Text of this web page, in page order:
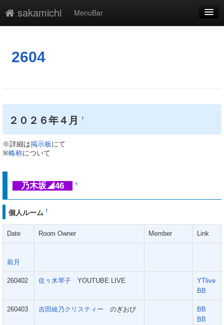
sakamichi
MenuBar
添付
一覧
単語検索
2604
２０２６年４月†
※詳細は掲示板にて
※略称について
乃木坂◢46 †
個人ルーム †
Date Room Owner Member Link
前月
260402 佐々木琴子 YOUTUBE LIVE
YTlive
BB
260403 吉田綾乃クリスティー のぎおび
BB
BB